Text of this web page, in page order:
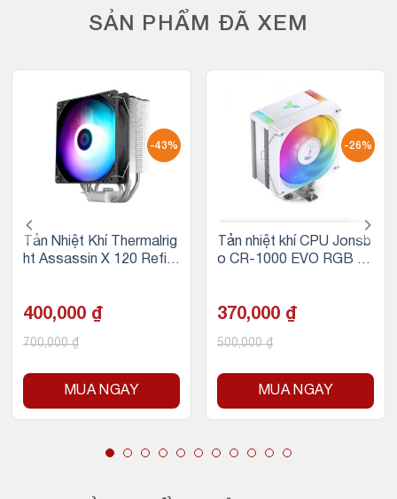
SẢN PHẨM ĐÃ XEM
-43%
Tản Nhiệt Khí Thermalrig
ht Assassin X 120 Refin
400,000 ₫
700,000₫
MUA NGAY
-26%
Tản nhiệt khí CPU Jonsb
o CR-1000 EVO RGB –
370,000 ₫
500,000₫
MUA NGAY